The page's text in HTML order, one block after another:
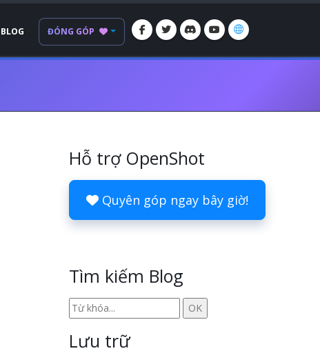
BLOG ĐÓNG GÓP
Hỗ trợ OpenShot
Quyên góp ngay bây giờ!
Tìm kiếm Blog
Lưu trữ